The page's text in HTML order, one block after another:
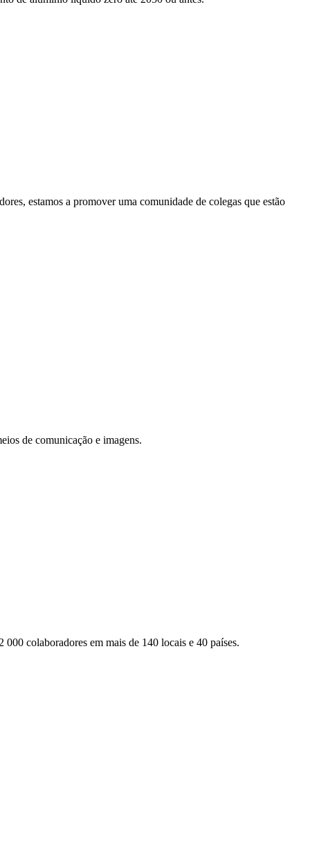
estamos a promover uma comunidade de colegas que estão
de comunicação e imagens.
colaboradores em mais de 140 locais e 40 países.